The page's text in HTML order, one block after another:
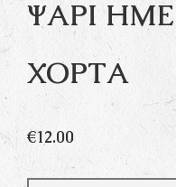
ΨΆΡΙ
ΧΌΡΤΑ
€12.00